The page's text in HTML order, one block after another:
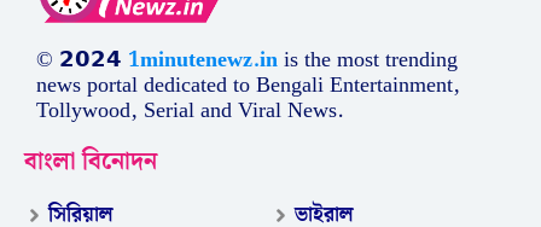
© 𝟮𝟬𝟮𝟰 1minutenewz.inis the most trending
news portal dedicated to Bengali Entertainment,
Tollywood, Serial and Viral News.
বাংলা বিনোদন
সিরিয়াল ভাইরাল